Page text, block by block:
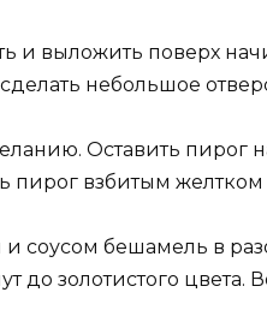
и выложить поверх
небольшое
Оставить пирог
пирог взбитым
соусом бешамель в
до золотистого цвета.